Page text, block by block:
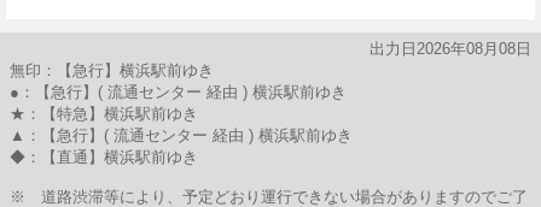
出力日2026年08月08日
無印：【急行】横浜駅前ゆき
●：【急行】( 流通センター 経由 ) 横浜駅前ゆき
★：【特急】横浜駅前ゆき
▲：【急行】( 流通センター 経由 ) 横浜駅前ゆき
◆：【直通】横浜駅前ゆき
※ 道路渋滞等により、予定どおり運行できない場合がありますのでご了